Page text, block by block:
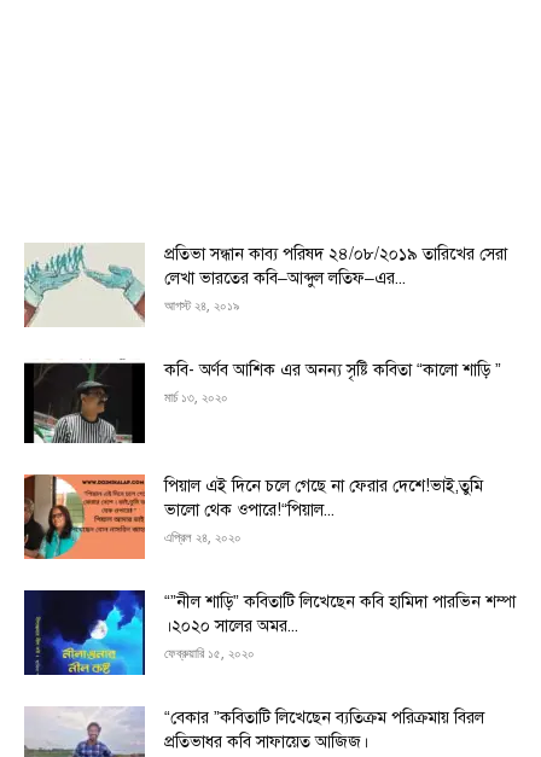
প্রতিভা সন্ধান কাব্য পরিষদ ২৪/০৮/২০১৯ তারিখের সেরা
লেখা ভারতের কবি–আব্দুল লতিফ–এর...
আগস্ট ২৪, ২০১৯
কবি- অর্ণব আশিক এর অনন্য সৃষ্টি কবিতা “কালো শাড়ি ”
মার্চ ১৩, ২০২০
পিয়াল এই দিনে চলে গেছে না ফেরার দেশে!ভাই,তুমি
ভালো থেক ওপারে!“পিয়াল...
এপ্রিল ২৪, ২০২০
“”নীল শাড়ি” কবিতাটি লিখেছেন কবি হামিদা পারভিন শম্পা
।২০২০ সালের অমর...
ফেব্রুয়ারি ১৫, ২০২০
“বেকার ”কবিতাটি লিখেছেন ব্যতিক্রম পরিক্রমায় বিরল
প্রতিভাধর কবি সাফায়েত আজিজ।